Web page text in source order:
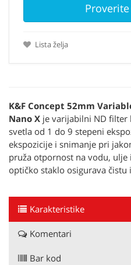
Lista želja
K&F Concept 52mm
Nano X je varijabilni ND filter
svetla od 1 do 9 stepeni
ekspozicije i snimanje pri
pruža otpornost na vodu,
optičko staklo osigurava čistu
Karakteristike
Komentari
Bar kod